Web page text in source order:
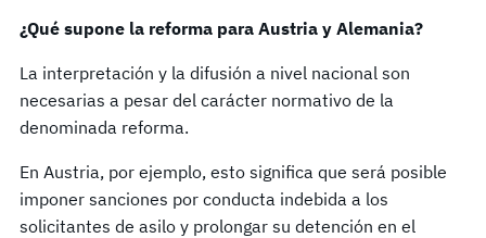
¿Qué supone la reforma para Austria y Alemania?
La interpretación y la difusión a nivel nacional son
necesarias a pesar del carácter normativo de la
denominada reforma.
En Austria, por ejemplo, esto significa que será posible
imponer sanciones por conducta indebida a los
solicitantes de asilo y prolongar su detención en el